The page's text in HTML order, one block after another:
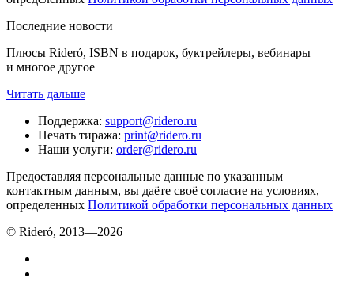
Последние новости
Плюсы Rideró, ISBN в подарок, буктрейлеры, вебинары
и многое другое
Читать дальше
Поддержка: support@ridero.ru
Печать тиража: print@ridero.ru
Наши услуги: order@ridero.ru
Предоставляя персональные данные по указанным
контактным данным, вы даёте своё согласие на условиях,
определенных Политикой обработки персональных данных
© Rideró, 2013—2026